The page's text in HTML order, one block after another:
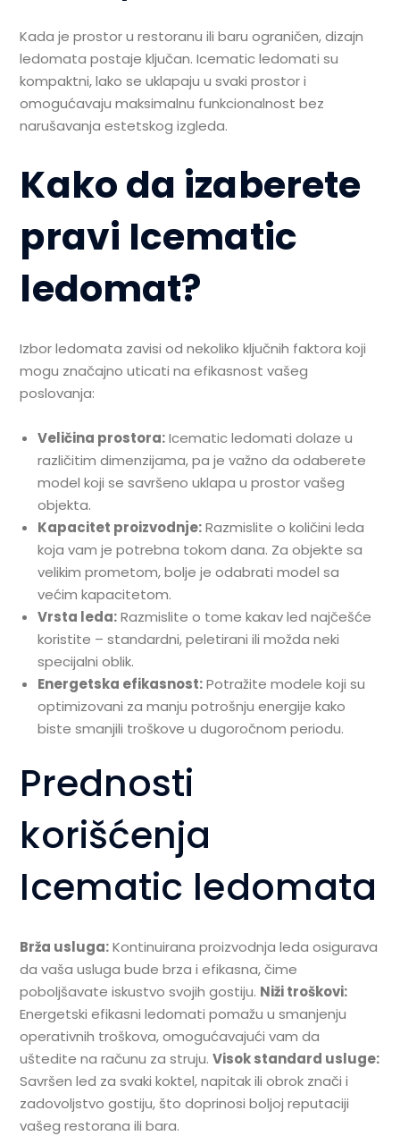
Kada je prostor u restoranu ili baru ograničen, dizajn
ledomata postaje ključan. Icematic ledomati su
kompaktni, lako se uklapaju u svaki prostor i
omogućavaju maksimalnu funkcionalnost bez
narušavanja estetskog izgleda.
Kako da izaberete
pravi Icematic
ledomat?
Izbor ledomata zavisi od nekoliko ključnih faktora koji
mogu značajno uticati na efikasnost vašeg
poslovanja:
Veličina prostora:Icematic ledomati dolaze u
različitim dimenzijama, pa je važno da odaberete
model koji se savršeno uklapa u prostor vašeg
objekta.
Kapacitet proizvodnje:Razmislite o količini leda
koja vam je potrebna tokom dana. Za objekte sa
velikim prometom, bolje je odabrati model sa
većim kapacitetom.
Vrsta leda:Razmislite o tome kakav led najčešće
koristite – standardni, peletirani ili možda neki
specijalni oblik.
Energetska efikasnost:Potražite modele koji su
optimizovani za manju potrošnju energije kako
biste smanjili troškove u dugoročnom periodu.
Prednosti
korišćenja
Icematic ledomata
Brža usluga:Kontinuirana proizvodnja leda osigurava
da vaša usluga bude brza i efikasna, čime
poboljšavate iskustvo svojih gostiju. Niži troškovi:
Energetski efikasni ledomati pomažu u smanjenju
operativnih troškova, omogućavajući vam da
uštedite na računu za struju.Visok standard usluge:
Savršen led za svaki koktel, napitak ili obrok znači i
zadovoljstvo gostiju, što doprinosi boljoj reputaciji
vašeg restorana ili bara.